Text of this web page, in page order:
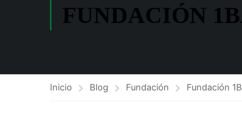
FUNDACIÓN
Inicio Blog Fundación Fundación